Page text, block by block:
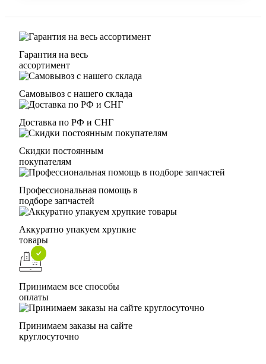
Гарантия на весь
ассортимент
Самовывоз с нашего склада
Доставка по РФ и СНГ
Скидки постоянным
покупателям
Профессиональная помощь в
подборе запчастей
Аккуратно упакуем хрупкие
товары
Принимаем все способы
оплаты
Принимаем заказы на сайте
круглосуточно